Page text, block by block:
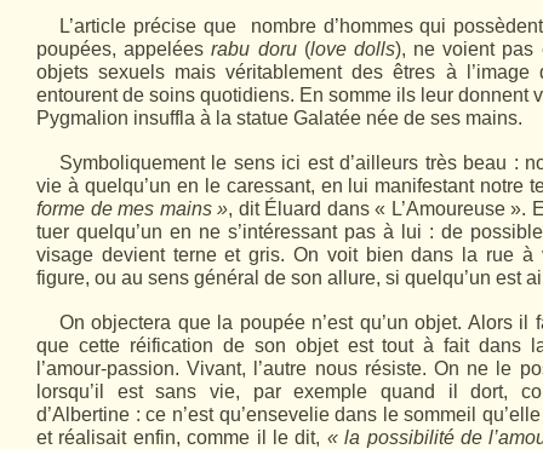
L’article précise que nombre d’hommes qui
poupées, appeléesrabu doru(love dolls), ne voient pas
objets sexuels mais véritablement des êtres à l’image
entourent de soins quotidiens. En somme ils leur donnent
Pygmalion insuffla à la statue Galatée née de ses mains.
Symboliquement le sens ici est d’ailleurs très beau :
vie à quelqu’un en le caressant, en lui manifestant notre
forme de mes mains », dit Éluard dans « L’Amoureuse ».
tuer quelqu’un en ne s’intéressant pas à lui : de
visage devient terne et gris. On voit bien dans la rue à
figure, ou au sens général de son allure, si quelqu’un est
On objectera que la poupée n’est qu’un objet. Alors il
que cette réification de son objet est tout à fait dans
l’amour-passion. Vivant, l’autre nous résiste. On ne le
lorsqu’il est sans vie, par exemple quand il dort,
d’Albertine : ce n’est qu’ensevelie dans le sommeil
et réalisait enfin, comme il le dit, « la possibilité de